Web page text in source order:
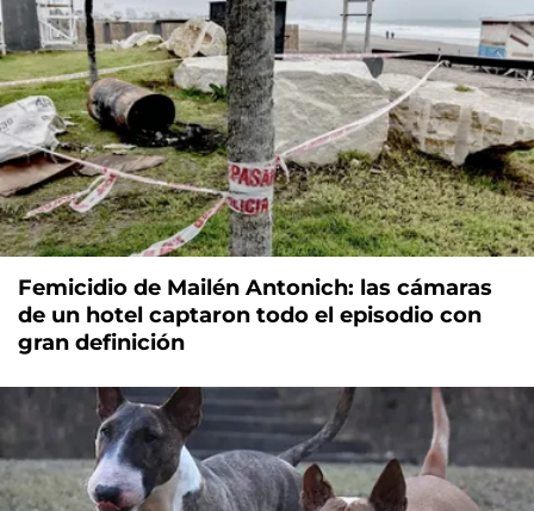
Femicidio de Mailén Antonich: las cámaras
de un hotel captaron todo el episodio con
gran definición